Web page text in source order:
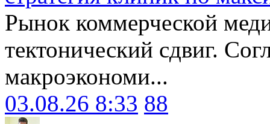
Рынок коммерческой
тектонический сдвиг.
макроэкономи...
03.08.26 8:33 88